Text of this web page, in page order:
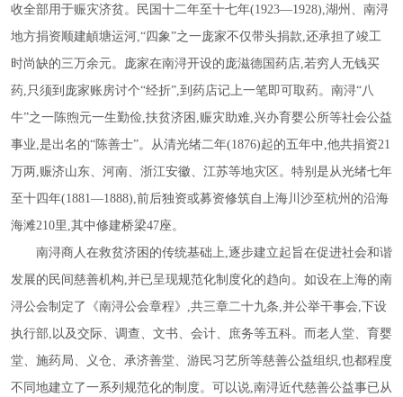
收全部用于赈灾济贫。民国十二年至十七年(1923—1928),湖州、南浔
地方捐资顺建頔塘运河,“四象”之一庞家不仅带头捐款,还承担了竣工
时尚缺的三万余元。庞家在南浔开设的庞滋德国药店,若穷人无钱买
药,只须到庞家账房讨个“经折”,到药店记上一笔即可取药。南浔“八
牛”之一陈煦元一生勤俭,扶贫济困,赈灾助难,兴办育婴公所等社会公益
事业,是出名的“陈善士”。从清光绪二年(1876)起的五年中,他共捐资21
万两,赈济山东、河南、浙江安徽、江苏等地灾区。特别是从光绪七年
至十四年(1881—1888),前后独资或募资修筑自上海川沙至杭州的沿海
海滩210里,其中修建桥梁47座。
南浔商人在救贫济困的传统基础上,逐步建立起旨在促进社会和谐
发展的民间慈善机构,并已呈现规范化制度化的趋向。如设在上海的南
浔公会制定了《南浔公会章程》,共三章二十九条,并公举干事会,下设
执行部,以及交际、调查、文书、会计、庶务等五科。而老人堂、育婴
堂、施药局、义仓、承济善堂、游民习艺所等慈善公益组织,也都程度
不同地建立了一系列规范化的制度。可以说,南浔近代慈善公益事已从